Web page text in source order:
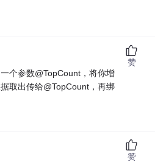
个参数@TopCount，将你增
取出传给@TopCount，再绑
赞
赞